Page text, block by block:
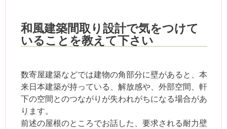
和風建築間取り設計で気をつけて
いることを教えて下さい
数寄屋建築などでは建物の角部分に壁があると、本
来日本建築が持っている、解放感や、外部空間、軒
下の空間とのつながりが失われがちになる場合があ
ります。
前述の屋根のところでお話した、要求される耐力壁